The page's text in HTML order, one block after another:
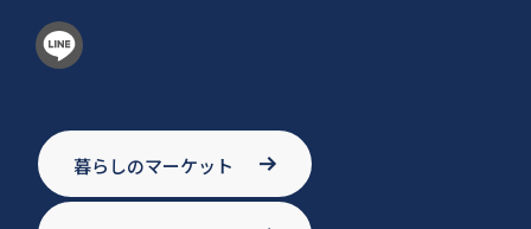
暮らしのマーケット